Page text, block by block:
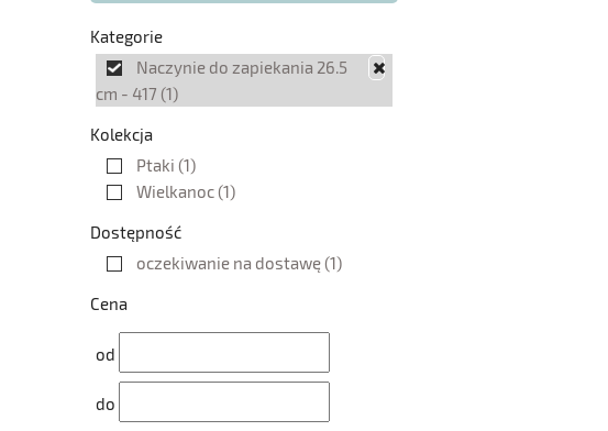
Kategorie
Naczynie do zapiekania 26.5
cm - 417 (1)
Kolekcja
Ptaki (1)
Wielkanoc(1)
Dostępność
oczekiwanie na dostawę(1)
Cena
od
do